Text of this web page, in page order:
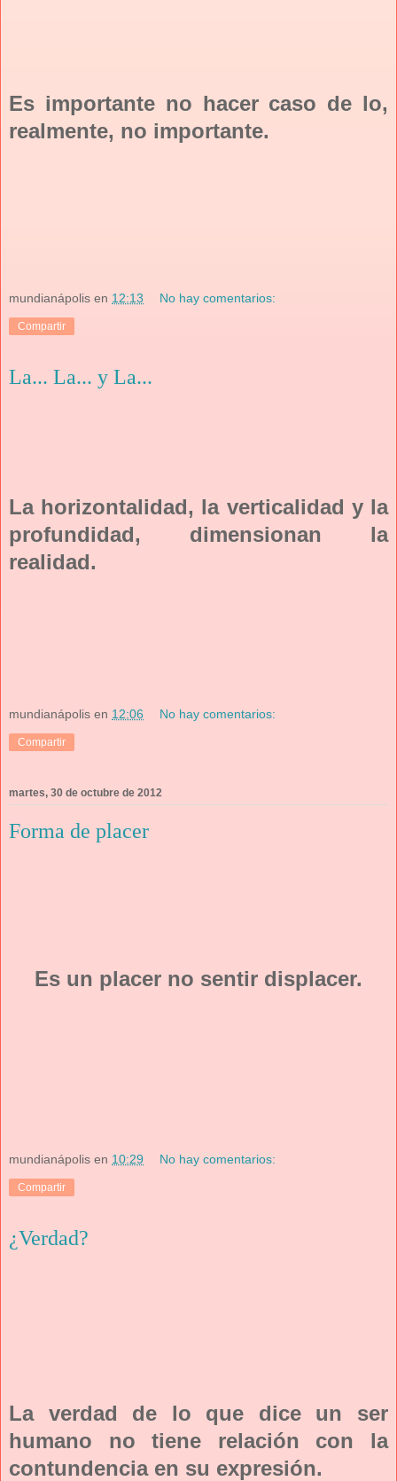
Es importante no hacer caso de lo,
realmente, no importante.
mundianápolis en 12:13 No hay comentarios:
Compartir
La... La... y La...
La horizontalidad, la verticalidad y la
profundidad, dimensionan la
realidad.
mundianápolis en 12:06 No hay comentarios:
Compartir
martes, 30 de octubre de 2012
Forma de placer
Es un placer no sentir displacer.
mundianápolis en 10:29 No hay comentarios:
Compartir
¿Verdad?
La verdad de lo que dice un ser
humano no tiene relación con la
contundencia en su expresión.